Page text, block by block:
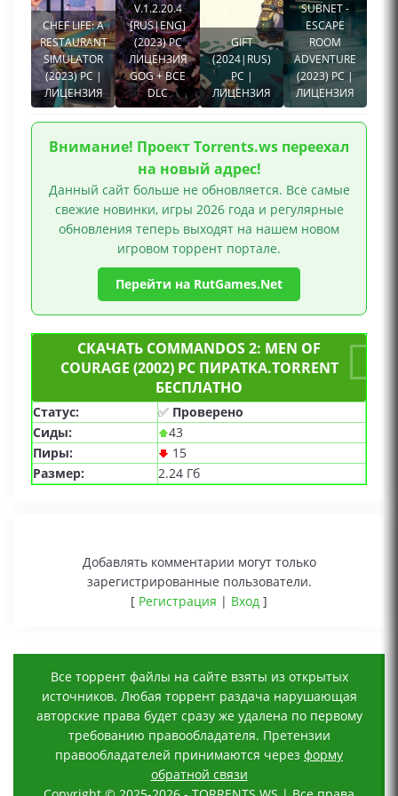
CHEF LIFE: A
RESTAURANT
SIMULATOR
(2023) PC |
ЛИЦЕНЗИЯ
V.1.2.20.4
[RUS|ENG]
(2023) PC
ЛИЦЕНЗИЯ
GOG + ВСЕ
DLC
GIFT
(2024|RUS)
PC |
ЛИЦЕНЗИЯ
SUBNET -
ESCAPE
ROOM
ADVENTURE
(2023) PC |
ЛИЦЕНЗИЯ
Внимание! Проект Torrents.ws переехал
на новый адрес!
Данный сайт больше не обновляется. Все самые
свежие новинки, игры 2026 года и регулярные
обновления теперь выходят на нашем новом
игровом торрент портале.
Перейти на RutGames.Net
СКАЧАТЬ COMMANDOS 2: MEN OF
COURAGE (2002) PC ПИРАТКА.TORRENT
БЕСПЛАТНО
Статус: ✅ Проверено
Сиды:
43
Пиры:
15
Размер:
2.24 Гб
Добавлять комментарии могут только
зарегистрированные пользователи.
[ Регистрация | Вход ]
Все торрент файлы на сайте взяты из открытых
источников. Любая торрент раздача нарушающая
авторские права будет сразу же удалена по первому
требованию правообладателя. Претензии
правообладателей принимаются через форму
обратной связи